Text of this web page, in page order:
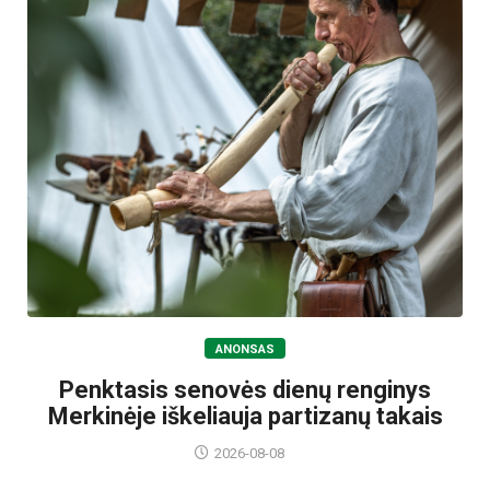
ANONSAS
Penktasis senovės dienų renginys
Merkinėje iškeliauja partizanų takais
2026-08-08